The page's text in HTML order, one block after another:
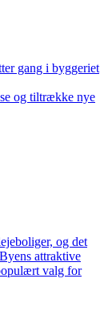
gang i byggeriet
og tiltrække nye
og det
attraktive
valg for